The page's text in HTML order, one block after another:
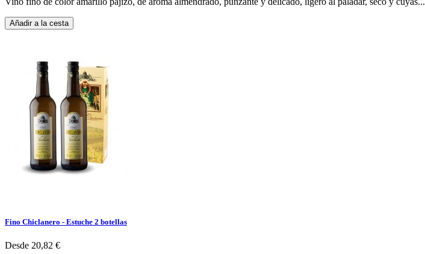
Añadir a la cesta
Fino Chiclanero - Estuche 2 botellas
Desde 20,82 €